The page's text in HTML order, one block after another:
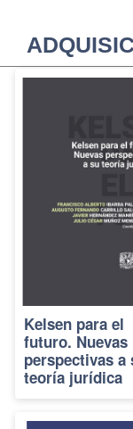
Kelsen para el
futuro. Nuevas
perspectivas a
teoría jurídica